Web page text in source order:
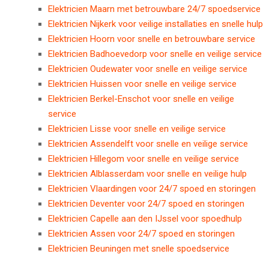
Elektricien Maarn met betrouwbare 24/7 spoedservice
Elektricien Nijkerk voor veilige installaties en snelle hulp
Elektricien Hoorn voor snelle en betrouwbare service
Elektricien Badhoevedorp voor snelle en veilige service
Elektricien Oudewater voor snelle en veilige service
Elektricien Huissen voor snelle en veilige service
Elektricien Berkel-Enschot voor snelle en veilige
service
Elektricien Lisse voor snelle en veilige service
Elektricien Assendelft voor snelle en veilige service
Elektricien Hillegom voor snelle en veilige service
Elektricien Alblasserdam voor snelle en veilige hulp
Elektricien Vlaardingen voor 24/7 spoed en storingen
Elektricien Deventer voor 24/7 spoed en storingen
Elektricien Capelle aan den IJssel voor spoedhulp
Elektricien Assen voor 24/7 spoed en storingen
Elektricien Beuningen met snelle spoedservice